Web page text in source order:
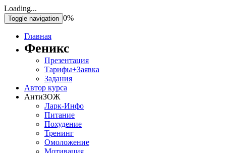
Loading...
Toggle navigation 0%
Главная
Феникс
Презентация
Тарифы+Заявка
Задания
Автор курса
АнтиЗОЖ
Ларк-Инфо
Питание
Похудение
Тренинг
Омоложение
Мотивация